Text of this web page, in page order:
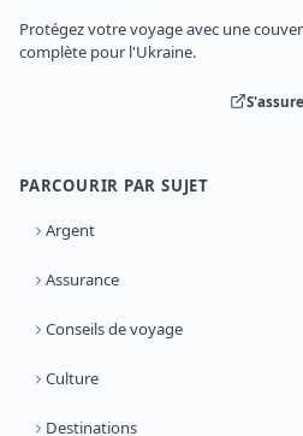
Protégez votre voyage avec une
complète pour l'Ukraine.
PARCOURIR PAR SUJET
Argent
Assurance
Conseils de voyage
Culture
Destinations